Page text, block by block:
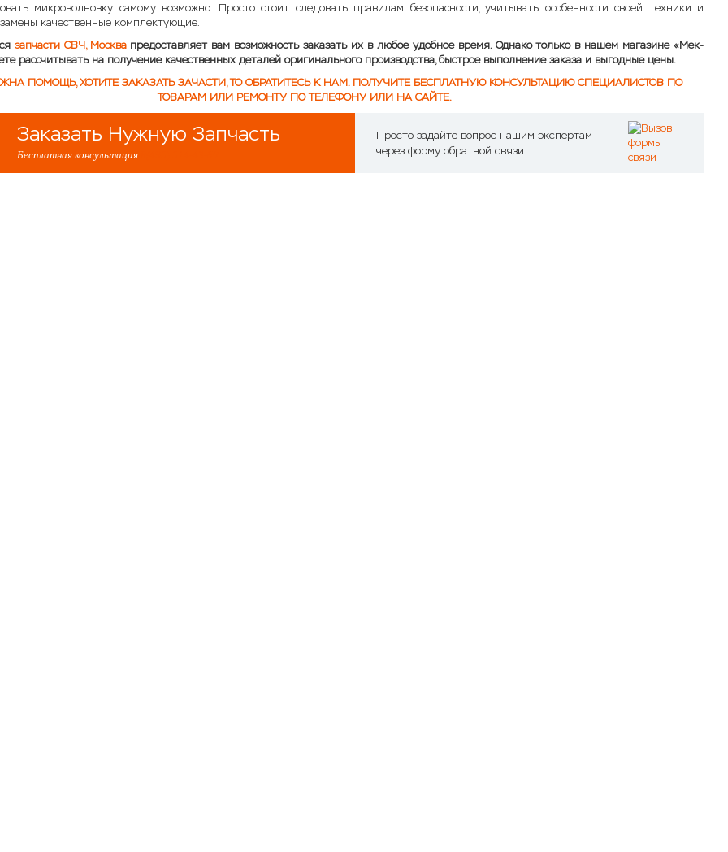
микроволновку самому возможно. Просто стоит следовать правилам безопасности, учитывать особенности своей техники и
качественные комплектующие.
запчасти СВЧ, Москвапредоставляет вам возможность заказать их в любое удобное время. Однако только в нашем магазине «Мек-
рассчитывать на получение качественных деталей оригинального производства, быстрое выполнение заказа и выгодные цены.
ПОМОЩЬ, ХОТИТЕ ЗАКАЗАТЬ ЗАЧАСТИ, ТО ОБРАТИТЕСЬ К НАМ. ПОЛУЧИТЕ БЕСПЛАТНУЮ КОНСУЛЬТАЦИЮ СПЕЦИАЛИСТОВ ПО
ТОВАРАМ ИЛИ РЕМОНТУ ПО ТЕЛЕФОНУ ИЛИ НА САЙТЕ.
Заказать Нужную Запчасть
Бесплатная консультация
Просто задайте вопрос нашим экспертам
через форму обратной связи.